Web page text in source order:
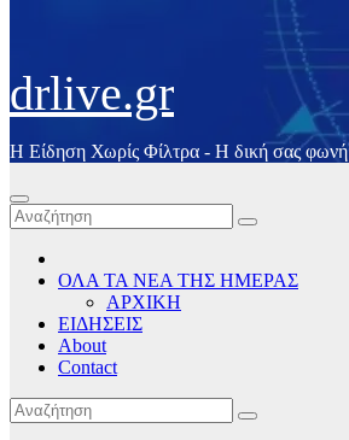
drlive.gr
Η Είδηση Χωρίς Φίλτρα - H δική σας φωνή
ΟΛΑ ΤΑ ΝΕΑ ΤΗΣ ΗΜΕΡΑΣ
ΑΡΧΙΚΗ
ΕΙΔΗΣΕΙΣ
About
Contact